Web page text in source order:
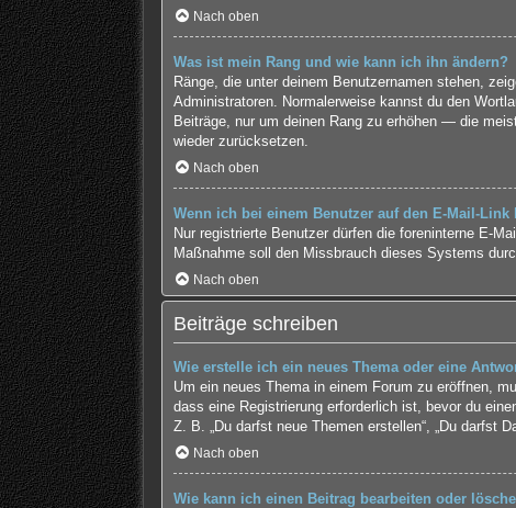
Nach oben
Was ist mein Rang und wie kann ich ihn ändern?
Ränge, die unter deinem Benutzernamen stehen,
Administratoren. Normalerweise kannst du den
Beiträge, nur um deinen Rang zu erhöhen — die
wieder zurücksetzen.
Nach oben
Wenn ich bei einem Benutzer auf den E-Mail-
Nur registrierte Benutzer dürfen die foreninterne E-
Maßnahme soll den Missbrauch dieses Systems
Nach oben
Beiträge schreiben
Wie erstelle ich ein neues Thema oder eine
Um ein neues Thema in einem Forum zu eröffnen,
dass eine Registrierung erforderlich ist, bevor du
Z. B. „Du darfst neue Themen erstellen“, „Du darfst
Nach oben
Wie kann ich einen Beitrag bearbeiten oder